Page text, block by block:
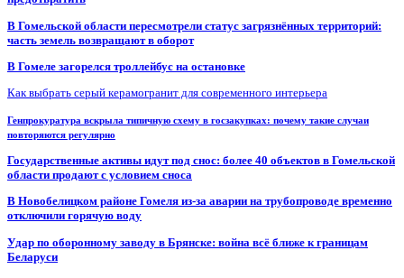
В Гомельской области пересмотрели статус загрязнённых территорий:
часть земель возвращают в оборот
В Гомеле загорелся троллейбус на остановке
Как выбрать серый керамогранит для современного интерьера
Генпрокуратура вскрыла типичную схему в госзакупках: почему такие случаи
повторяются регулярно
Государственные активы идут под снос: более 40 объектов в Гомельской
области продают с условием сноса
В Новобелицком районе Гомеля из-за аварии на трубопроводе временно
отключили горячую воду
Удар по оборонному заводу в Брянске: война всё ближе к границам
Беларуси